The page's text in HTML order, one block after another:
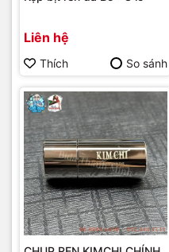
Liên hệ
Thích So sánh